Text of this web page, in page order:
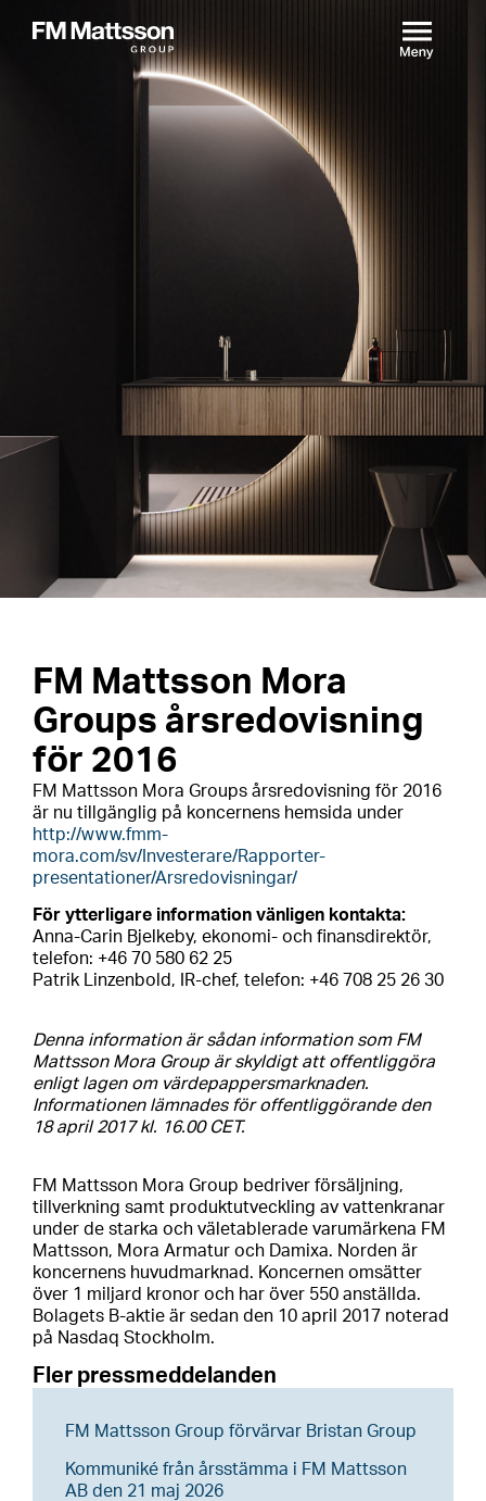
FM Mattsson Mora
Groups årsredovisning
för 2016
FM Mattsson Mora Groups årsredovisning för 2016
är nu tillgänglig på koncernens hemsida under
http://www.fmm-
mora.com/sv/Investerare/Rapporter-
presentationer/Arsredovisningar/
För ytterligare information vänligen kontakta:
Anna-Carin Bjelkeby, ekonomi- och finansdirektör,
telefon: +46 70 580 62 25
Patrik Linzenbold, IR-chef, telefon: +46 708 25 26 30
Denna information är sådan information som FM
Mattsson Mora Group är skyldigt att offentliggöra
enligt lagen om värdepappersmarknaden.
Informationen lämnades för offentliggörande den
18 april 2017 kl. 16.00 CET.
FM Mattsson Mora Group bedriver försäljning,
tillverkning samt produktutveckling av vattenkranar
under de starka och väletablerade varumärkena FM
Mattsson, Mora Armatur och Damixa. Norden är
koncernens huvudmarknad. Koncernen omsätter
över 1 miljard kronor och har över 550 anställda.
Bolagets B-aktie är sedan den 10 april 2017 noterad
på Nasdaq Stockholm.
Fler pressmeddelanden
FM Mattsson Group förvärvar Bristan Group
Kommuniké från årsstämma i FM Mattsson
AB den 21 maj 2026